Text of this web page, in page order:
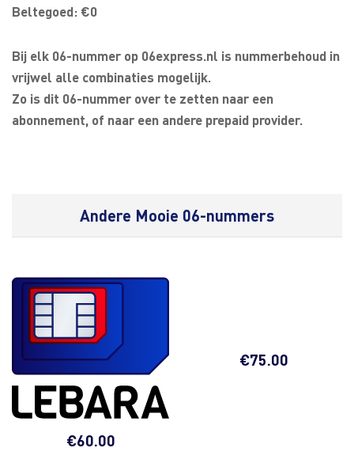
Beltegoed: €0
Bij elk 06-nummer op 06express.nl is nummerbehoud in
vrijwel alle combinaties mogelijk.
Zo is dit 06-nummer over te zetten naar een
abonnement, of naar een andere prepaid provider.
Andere Mooie 06-nummers
€60.00
€75.00